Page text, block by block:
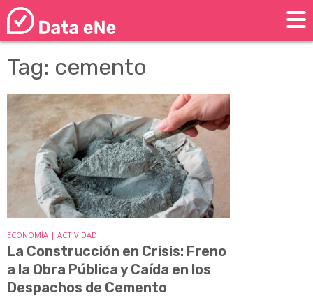
Tag: cemento
ECONOMÍA | ACTIVIDAD
La Construcción en Crisis: Freno
a la Obra Pública y Caída en los
Despachos de Cemento